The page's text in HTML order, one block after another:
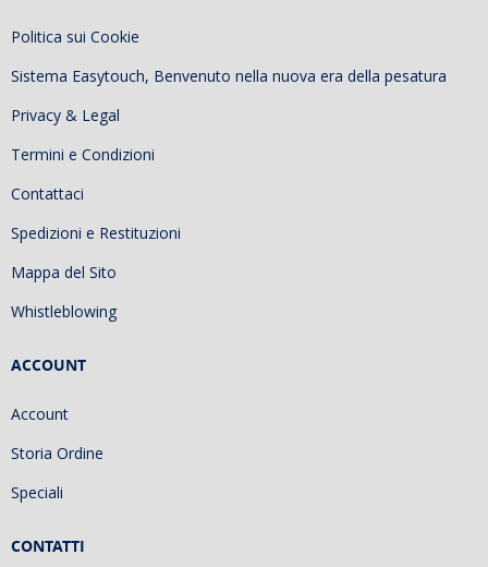
Politica sui Cookie
Sistema Easytouch, Benvenuto nella nuova era della pesatura
Privacy & Legal
Termini e Condizioni
Contattaci
Spedizioni e Restituzioni
Mappa del Sito
Whistleblowing
ACCOUNT
Account
Storia Ordine
Speciali
CONTATTI